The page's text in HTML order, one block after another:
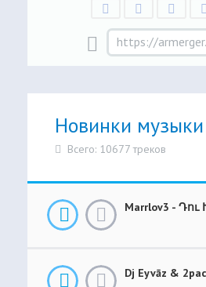
Новинки музыки
Всего: 10677 треков